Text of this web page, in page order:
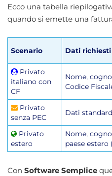
Ecco una tabella
quando si emette una
Scenario Dati richiesti
Privato
italiano con
CF
Nome,
Codice
Privato
senza PEC
Dati
Privato
estero
Nome,
paese estero
Con Software Semplice